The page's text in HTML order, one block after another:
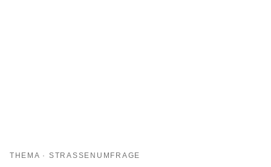
THEMA · STRASSENUMFRAGE